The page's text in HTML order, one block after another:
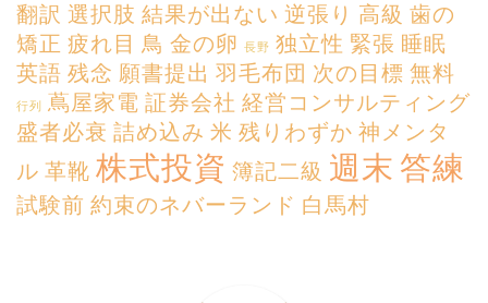
翻訳 選択肢 結果が出ない 逆張り 高級 歯の
矯正 疲れ目 鳥 金の卵 長野 独立性 緊張 睡眠
英語 残念 願書提出 羽毛布団 次の目標 無料
行列 蔦屋家電 証券会社 経営コンサルティング
盛者必衰 詰め込み 米 残りわずか 神メンタ
ル 革靴 株式投資 簿記二級 週末 答練
試験前 約束のネバーランド 白馬村